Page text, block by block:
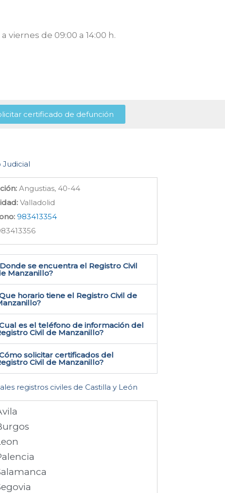
viernes de 09:00 a 14:00 h.
certificado de defunción
Judicial
Angustias, 40-44
Valladolid
983413354
se encuentra el Registro Civil
Manzanillo​?
horario tiene el Registro Civil de
es el teléfono de información del
Civil de Manzanillo​?
solicitar certificados del
Civil de Manzanillo​?
registros civiles de Castilla y León